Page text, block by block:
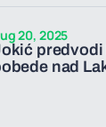
predvodi
nad
20, 2025